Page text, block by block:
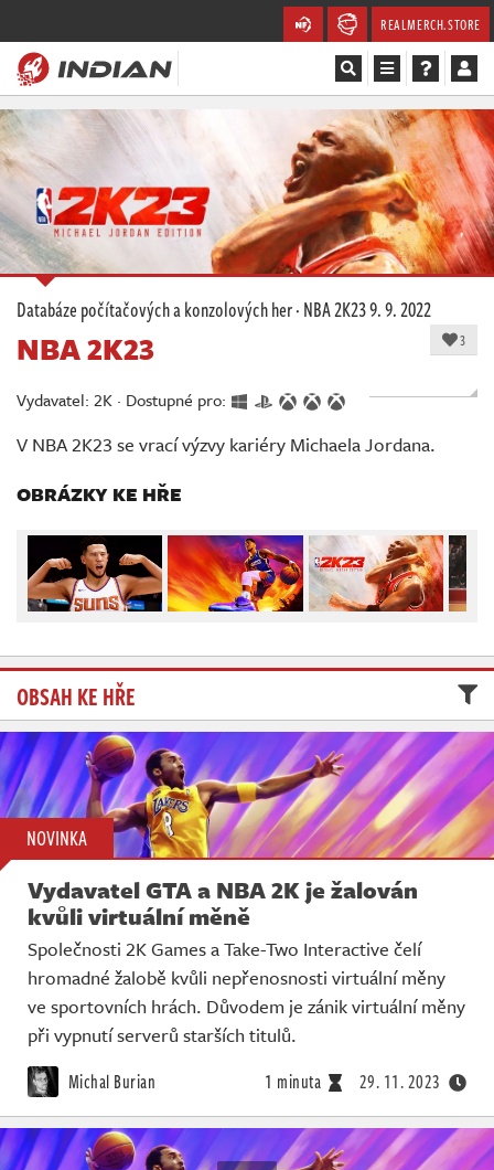
REALMERCH.STORE
Magazín
Recenze
Videa
Soutěže
Databáze
Komunita
Redakce
Živě
Databáze počítačových a konzolových her·NBA 2K239. 9. 2022
3
NBA 2K23
Vydavatel: 2K · Dostupné pro:
V NBA 2K23 se vrací výzvy kariéry Michaela Jordana.
OBRÁZKY KE HŘE
OBSAH KE HŘE
NOVINKA
Vydavatel GTA a NBA 2K je žalován
kvůli virtuální měně
Společnosti 2K Games a Take-Two Interactive čelí
hromadné žalobě kvůli nepřenosnosti virtuální měny
ve sportovních hrách. Důvodem je zánik virtuální měny
při vypnutí serverů starších titulů.
Michal Burian 1 minuta 29. 11. 2023